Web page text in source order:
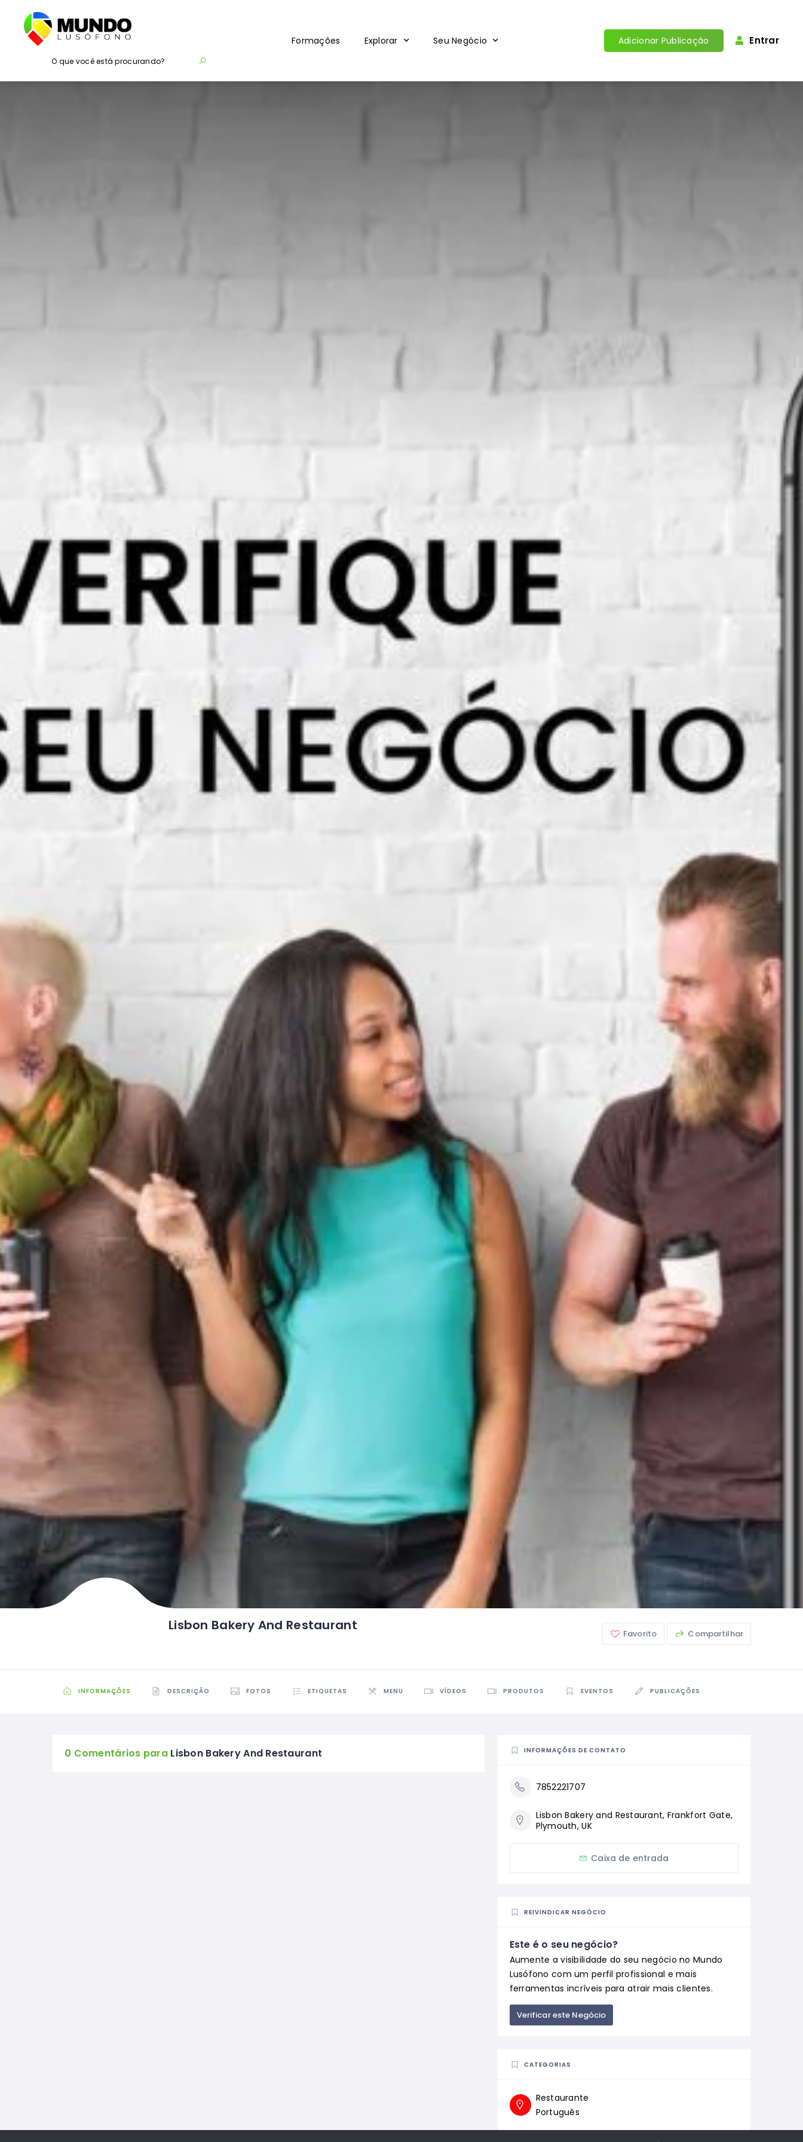
O que você está procurando?
Formações Explorar Seu Negócio Adicionar Publicação Entrar
Lisbon Bakery And Restaurant
Favorito Compartilhar
INFORMAÇÕES DESCRIÇÃO FOTOS ETIQUETAS MENU VÍDEOS PRODUTOS EVENTOS PUBLICAÇÕES
0 Comentários para Lisbon Bakery And Restaurant INFORMAÇÕES DE CONTATO
7852221707
Lisbon Bakery and Restaurant, Frankfort Gate,
Plymouth, UK
Caixa de entrada
REIVINDICAR NEGÓCIO
Este é o seu negócio?
Aumente a visibilidade do seu negócio no Mundo
Lusófono com um perfil profissional e mais
ferramentas incríveis para atrair mais clientes.
Verificar este Negócio
CATEGORIAS
Restaurante
Português